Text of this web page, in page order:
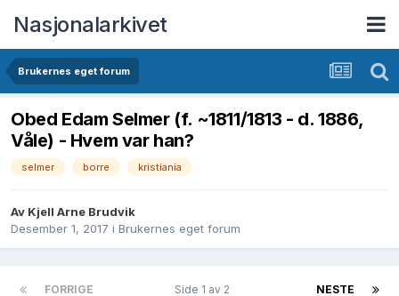
Nasjonalarkivet
Brukernes eget forum
Obed Edam Selmer (f. ~1811/1813 - d. 1886,
Våle) - Hvem var han?
selmer borre kristiania
Av Kjell Arne Brudvik
Desember 1, 2017 i Brukernes eget forum
FORRIGE NESTE
Side 1 av 2